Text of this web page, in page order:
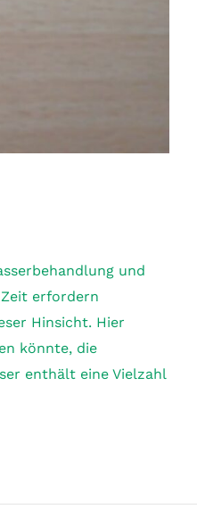
und
erfordern
Hinsicht. Hier
könnte, die
enthält eine Vielzahl